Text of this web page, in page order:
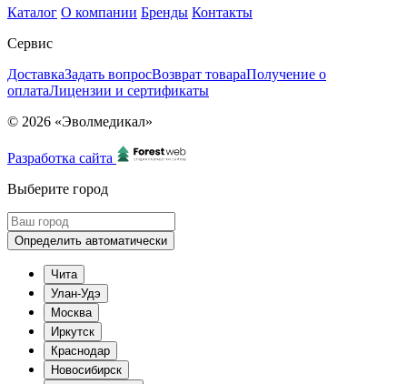
Каталог О компании Бренды Контакты
Сервис
ДоставкаЗадать вопросВозврат товараПолучение о
оплатаЛицензии и сертификаты
© 2026 «Эволмедикал»
Разработка сайта
Выберите город
Определить автоматически
Чита
Улан-Удэ
Москва
Иркутск
Краснодар
Новосибирск